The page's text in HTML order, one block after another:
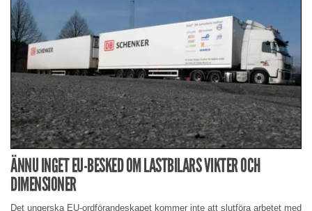
ÄNNU INGET EU-BESKED OM LASTBILARS VIKTER OCH
DIMENSIONER
Det ungerska EU-ordförandeskapet kommer inte att slutföra arbetet med